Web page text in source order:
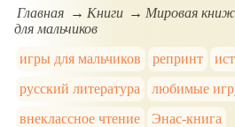
Главная Книги
Мировая
для мальчиков
игры для мальчиков
репринт
русский литература
любимые
внеклассное чтение
Энас-книга